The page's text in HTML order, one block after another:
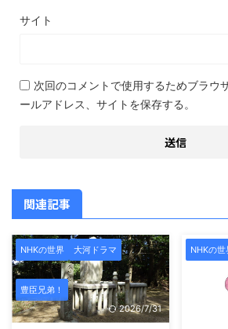
サイト
次回のコメントで使用するためブラウ
ールアドレス、サイトを保存する。
関連記事
NHKの世界 大河ドラマ
豊臣兄弟！
2026/7/31
NHKの世